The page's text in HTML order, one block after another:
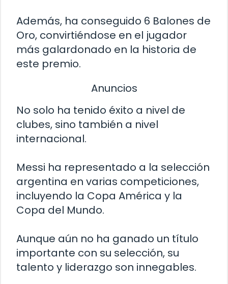
Además, ha conseguido 6 Balones de
Oro, convirtiéndose en el jugador
más galardonado en la historia de
este premio.
Anuncios
No solo ha tenido éxito a nivel de
clubes, sino también a nivel
internacional.
Messi ha representado a la selección
argentina en varias competiciones,
incluyendo la Copa América y la
Copa del Mundo.
Aunque aún no ha ganado un título
importante con su selección, su
talento y liderazgo son innegables.